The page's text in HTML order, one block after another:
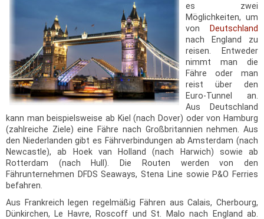
es zwei
Möglichkeiten, um
von Deutschland
nach England zu
reisen. Entweder
nimmt man die
Fähre oder man
reist über den
Euro-Tunnel an.
Aus Deutschland
kann man beispielsweise ab Kiel (nach Dover) oder von Hamburg
(zahlreiche Ziele) eine Fähre nach Großbritannien nehmen. Aus
den Niederlanden gibt es Fährverbindungen ab Amsterdam (nach
Newcastle), ab Hoek van Holland (nach Harwich) sowie ab
Rotterdam (nach Hull). Die Routen werden von den
Fährunternehmen DFDS Seaways, Stena Line sowie P&O Ferries
befahren.
Aus Frankreich legen regelmäßig Fähren aus Calais, Cherbourg,
Dünkirchen, Le Havre, Roscoff und St. Malo nach England ab.